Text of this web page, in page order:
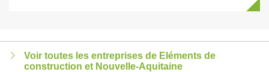
Voir toutes les entreprises de Eléments de
construction et Nouvelle-Aquitaine